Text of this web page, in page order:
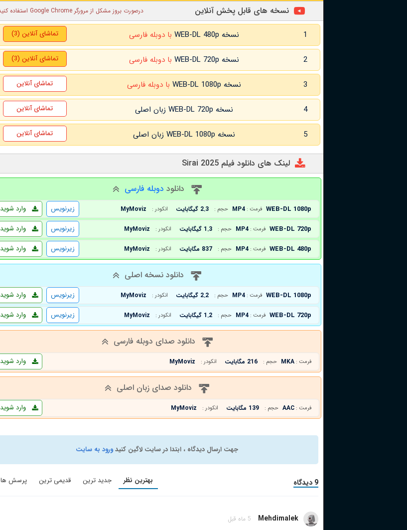
نسخه های قابل پخش آنلاین درصورت بروز مشکل از مرورگر Google Chrome استفاده کنید
1 نسخه WEB-DL 480p با دوبله فارسی تماشای آنلاین (3)
2 نسخه WEB-DL 720p با دوبله فارسی تماشای آنلاین (3)
3 نسخه WEB-DL 1080p با دوبله فارسی تماشای آنلاین
4 نسخه WEB-DL 720p زبان اصلی تماشای آنلاین
5 نسخه WEB-DL 1080p زبان اصلی تماشای آنلاین
لینک های دانلود فیلم Sirai 2025
دانلود دوبله فارسی
WEB-DL 1080p فرمت : MP4 حجم : 2.3 گیگابایت انکودر : MyMoviz وارد شوید
زیرنویس
WEB-DL 720p فرمت : MP4 حجم : 1.3 گیگابایت انکودر : MyMoviz وارد شوید
زیرنویس
WEB-DL 480p فرمت : MP4 حجم : 837 مگابایت انکودر : MyMoviz وارد شوید زیرنویس
دانلود نسخه اصلی
WEB-DL 1080p فرمت : MP4 حجم : 2.2 گیگابایت انکودر : MyMoviz وارد شوید
زیرنویس
WEB-DL 720p فرمت : MP4 حجم : 1.2 گیگابایت انکودر : MyMoviz وارد شوید زیرنویس
دانلود صدای دوبله فارسی
فرمت : MKA حجم : 216 مگابایت انکودر : MyMoviz وارد شوید
دانلود صدای زبان اصلی
فرمت : AAC حجم : 139 مگابایت انکودر : MyMoviz وارد شوید
جهت ارسال دیدگاه ، ابتدا در سایت لاگین کنیدورود به سایت
9 دیدگاه بهترین نظر جدید ترین قدیمی ترین پرسش ها
Mehdimalek 5 ماه قبل